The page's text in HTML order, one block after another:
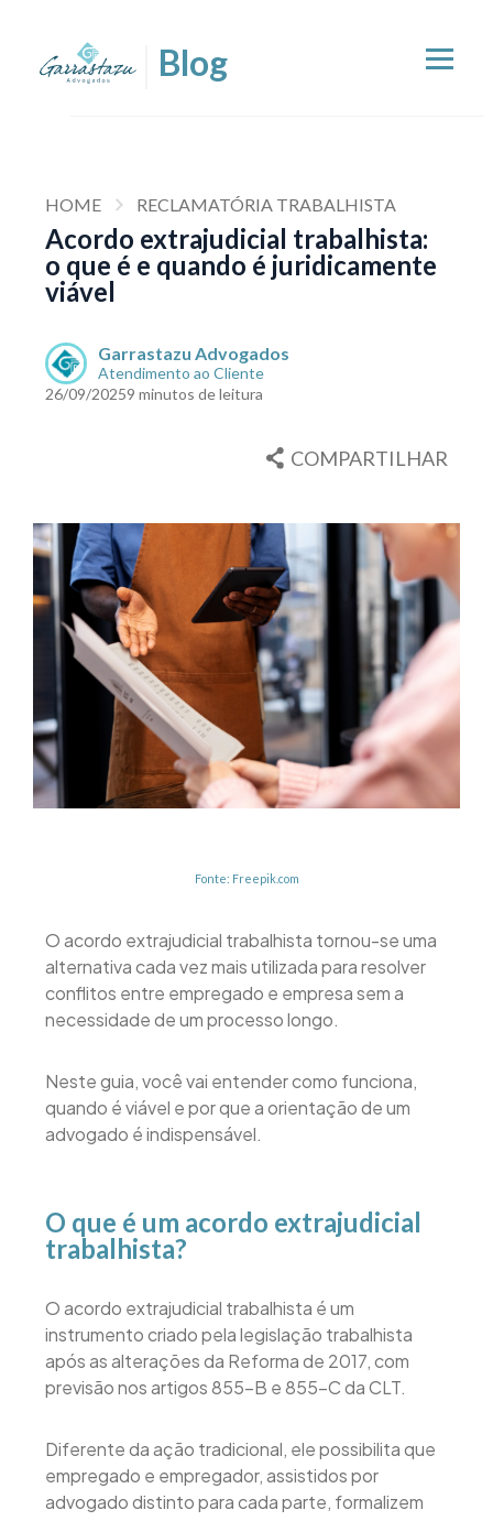
HOME RECLAMATÓRIA TRABALHISTA
Acordo extrajudicial trabalhista:
o que é e quando é juridicamente
viável
Garrastazu Advogados
Atendimento ao Cliente
26/09/20259 minutos de leitura
COMPARTILHAR
Fonte: Freepik.com
O acordo extrajudicial trabalhista tornou-se uma
alternativa cada vez mais utilizada para resolver
conflitos entre empregado e empresa sem a
necessidade de um processo longo.
Neste guia, você vai entender como funciona,
quando é viável e por que a orientação de um
advogado é indispensável.
O que é um acordo extrajudicial
trabalhista?
O acordo extrajudicial trabalhista é um
instrumento criado pela legislação trabalhista
após as alterações da Reforma de 2017, com
previsão nos artigos 855-B e 855-C da CLT.
Diferente da ação tradicional, ele possibilita que
empregado e empregador, assistidos por
advogado distinto para cada parte, formalizem